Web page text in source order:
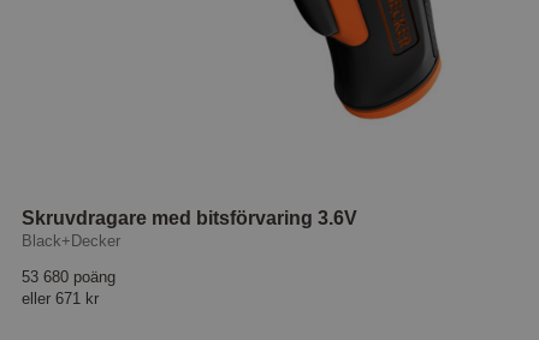
Skruvdragare med bitsförvaring 3.6V
Black+Decker
53 680 poäng
eller 671 kr